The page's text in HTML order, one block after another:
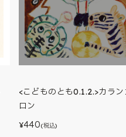
<こどものとも0.1.2.>カラ
ロン
¥440(税込)